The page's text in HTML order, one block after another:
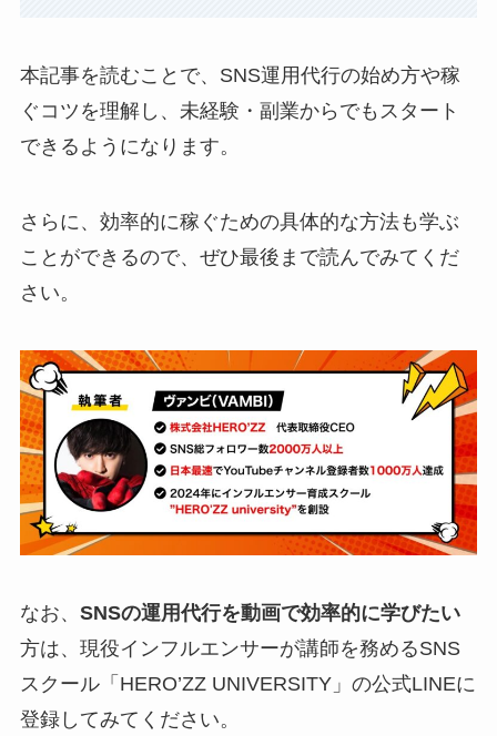
本記事を読むことで、SNS運用代行の始め方や稼
ぐコツを理解し、未経験・副業からでもスタート
できるようになります。
さらに、効率的に稼ぐための具体的な方法も学ぶ
ことができるので、ぜひ最後まで読んでみてくだ
さい。
なお、 SNSの運用代行を動画で効率的に学びたい
方は、現役インフルエンサーが講師を務めるSNS
スクール「HERO’ZZ UNIVERSITY」の公式LINEに
登録してみてください。